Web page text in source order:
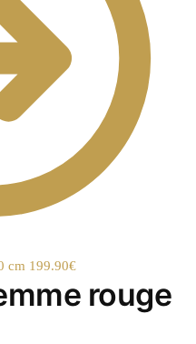
cm 199.90€
rouge